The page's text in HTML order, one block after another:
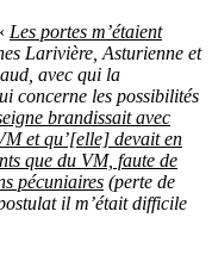
Les portes m’étaient
Larivière, Asturienne et
avec qui la
concerne les possibilités
brandissait avec
et qu’[elle] devait en
que du VM, faute de
pécuniaires (perte de
il m’était difficile